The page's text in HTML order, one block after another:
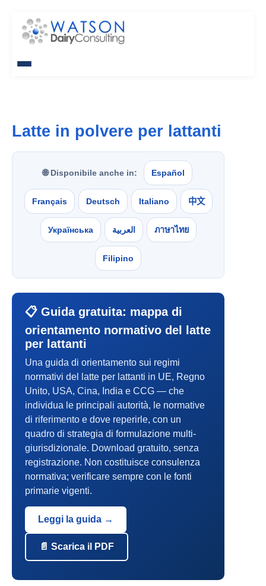
Latte in polvere per lattanti
🌐 Disponibile anche in: Español
Français Deutsch Italiano 中文
Українська العربية ภาษาไทย
Filipino
📋 Guida gratuita: mappa di
orientamento normativo del latte
per lattanti
Una guida di orientamento sui regimi
normativi del latte per lattanti in UE, Regno
Unito, USA, Cina, India e CCG — che
individua le principali autorità, le normative
di riferimento e dove reperirle, con un
quadro di strategia di formulazione multi-
giurisdizionale. Download gratuito, senza
registrazione. Non costituisce consulenza
normativa; verificare sempre con le fonti
primarie vigenti.
Leggi la guida →
📄 Scarica il PDF